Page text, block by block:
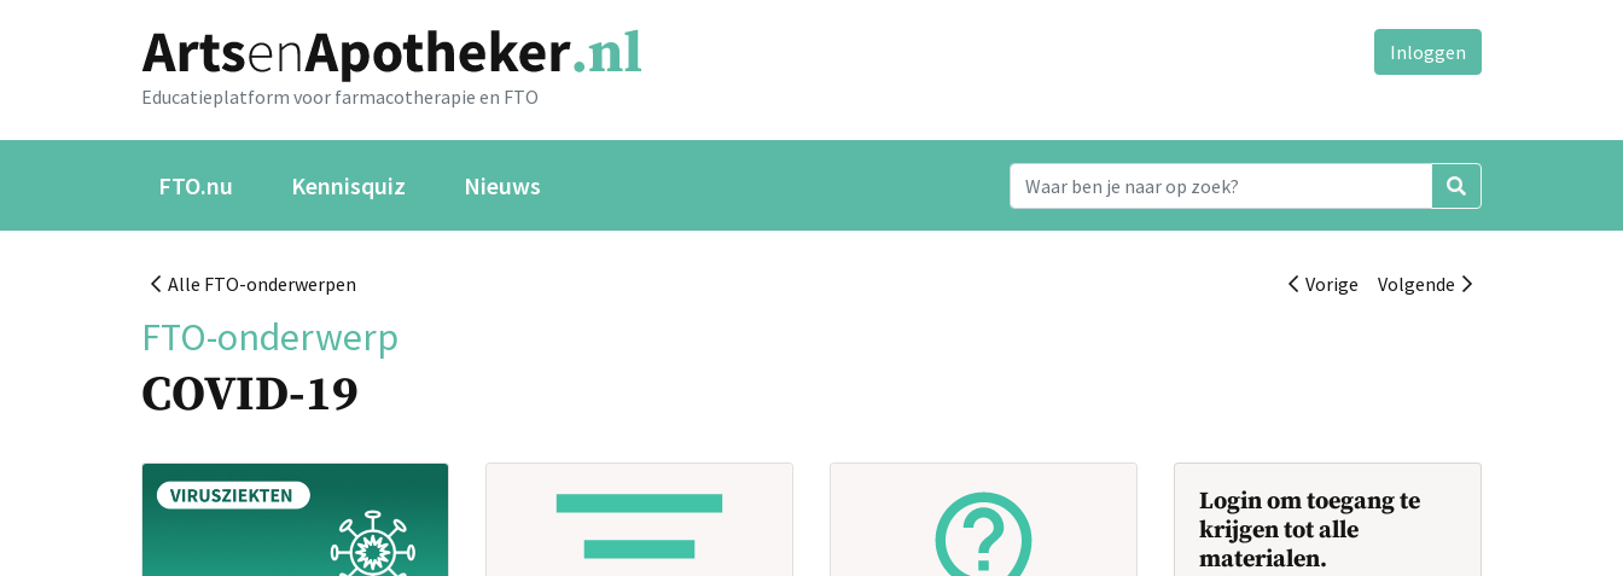
Educatieplatform voor farmacotherapie en FTO
Inloggen
FTO.nu Kennisquiz Nieuws
Alle FTO-onderwerpen Vorige Volgende
FTO-onderwerp
COVID-19
Login om toegang te
krijgen tot alle
materialen.